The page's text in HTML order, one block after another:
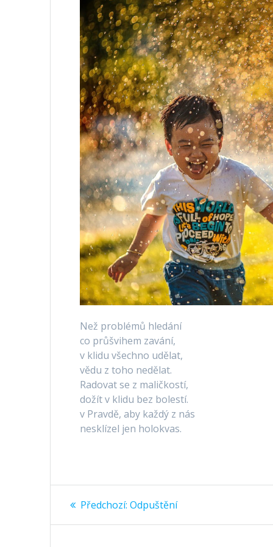
Než problémů hledání
co průšvihem zavání,
v klidu všechno udělat,
vědu z toho nedělat.
Radovat se z maličkostí,
dožít v klidu bez bolestí.
v Pravdě, aby každý z nás
nesklízel jen holokvas.
Navigace
pro
Předchozí: Předchozí
Odpuštění